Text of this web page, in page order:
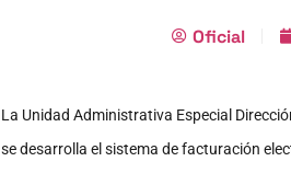
Oficial
La Unidad Administrativa Especial
se desarrolla el sistema de facturación